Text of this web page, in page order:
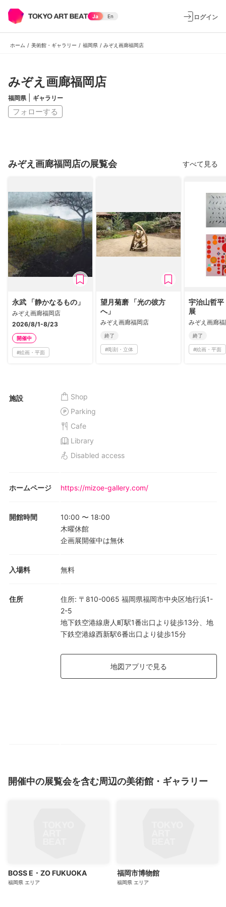
Ja En ログイン
ホーム / 美術館・ギャラリー / 福岡県 / みぞえ画廊福岡店
みぞえ画廊福岡店
福岡県 ギャラリー
フォローする
みぞえ画廊福岡店の展覧会 すべて見る
永武 「静かなるもの」
みぞえ画廊福岡店
2026/8/1-8/23
開催中
#絵画・平面
望月菊磨 「光の彼方
へ」
みぞえ画廊福岡店
終了
#彫刻・立体
宇治山哲
展
みぞえ画廊
終了
#絵画・平面
施設
Shop
Parking
Cafe
Library
Disabled access
ホームページ https://mizoe-gallery.com/
開館時間 10:00 〜 18:00
木曜休館
企画展開催中は無休
入場料 無料
住所 住所: 〒810-0065 福岡県福岡市中央区地行浜1-
2-5
地下鉄空港線唐人町駅1番出口より徒歩13分、地
下鉄空港線西新駅6番出口より徒歩15分
地図アプリで見る
開催中の展覧会を含む周辺の美術館・ギャラリー
BOSS E・ZO FUKUOKA
福岡県 エリア
福岡市博物館
福岡県 エリア